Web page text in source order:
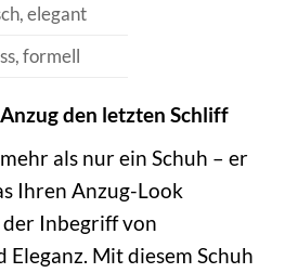
elegant
formell
den letzten Schliff
als nur ein Schuh – er
Ihren Anzug-Look
Inbegriff von
Mit diesem Schuh